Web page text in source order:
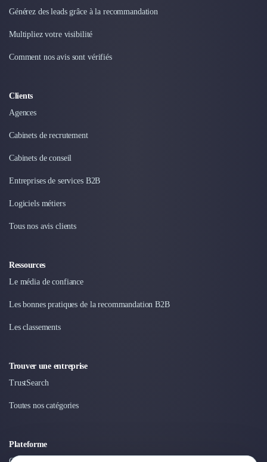
Traduction
Conception & Aménagement de Bureaux
Sourcing et Imports
Accélérateurs et incubateurs
Autres
Logiciel PropTech
Désinfection & décontamination
Nettoyage & Ménage
Espaces de Coworking
Générez des leads grâce à la recommandation
Multipliez votre visibilité
Comment nos avis sont vérifiés
Clients
Agences
Cabinets de recrutement
Cabinets de conseil
Entreprises de services B2B
Logiciels métiers
Tous nos avis clients
Ressources
Le média de confiance
Les bonnes pratiques de la recommandation B2B
Les classements
Trouver une entreprise
TrustSearch
Toutes nos catégories
Plateforme